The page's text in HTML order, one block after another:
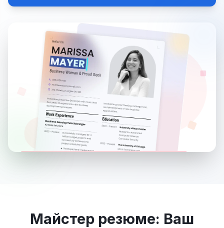
Майстер резюме: Ваш